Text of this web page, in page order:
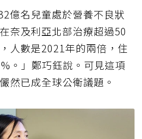
億名兒童處於營養不良狀
奈及利亞北部治療超過50
人數是2021年的兩倍，住
。」鄭巧鈺說。可見這項
然已成全球公衛議題。